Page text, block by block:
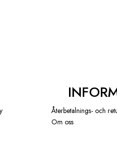
Återbetalnings- och
Om oss